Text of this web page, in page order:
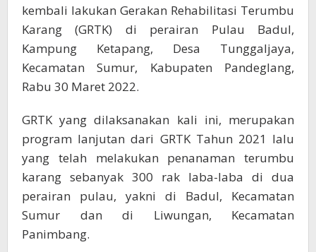
kembali lakukan Gerakan Rehabilitasi Terumbu
Karang (GRTK) di perairan Pulau Badul,
Kampung Ketapang, Desa Tunggaljaya,
Kecamatan Sumur, Kabupaten Pandeglang,
Rabu 30 Maret 2022.
GRTK yang dilaksanakan kali ini, merupakan
program lanjutan dari GRTK Tahun 2021 lalu
yang telah melakukan penanaman terumbu
karang sebanyak 300 rak laba-laba di dua
perairan pulau, yakni di Badul, Kecamatan
Sumur dan di Liwungan, Kecamatan
Panimbang.